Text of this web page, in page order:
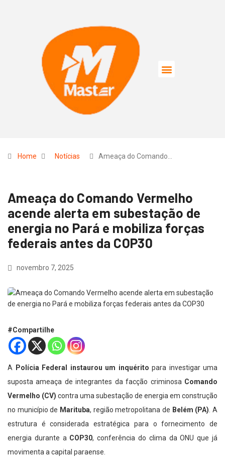
Home Notícias Ameaça do Comando…
Ameaça do Comando Vermelho
acende alerta em subestação de
energia no Pará e mobiliza forças
federais antes da COP30
novembro 7, 2025
#Compartilhe
A Polícia Federal instaurou um inquérito para investigar uma
suposta ameaça de integrantes da facção criminosa Comando
Vermelho (CV) contra uma subestação de energia em construção
no município de Marituba, região metropolitana de Belém (PA) . A
estrutura é considerada estratégica para o fornecimento de
energia durante a COP30, conferência do clima da ONU que já
movimenta a capital paraense.